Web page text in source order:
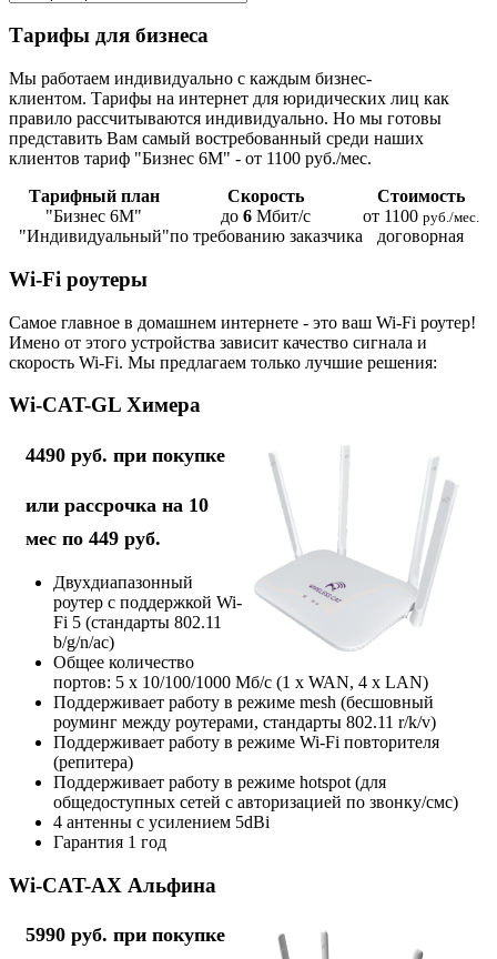
Тарифы для бизнеса
Мы работаем индивидуально с каждым бизнес-
клиентом. Тарифы на интернет для юридических лиц как
правило рассчитываются индивидуально. Но мы готовы
представить Вам самый востребованный среди наших
клиентов тариф "Бизнес 6М" - от 1100 руб./мес.
Тарифный план
Скорость
Стоимость
"Бизнес 6М"
до 6 Мбит/с от 1100 руб./мес.
"Индивидуальный"по требованию заказчика договорная
Wi-Fi роутеры
Самое главное в домашнем интернете - это ваш Wi-Fi роутер!
Имено от этого устройства зависит качество сигнала и
скорость Wi-Fi. Мы предлагаем только лучшие решения:
Wi-CAT-GL Химера
4490 руб. при покупке
или рассрочка на 10
мес по 449 руб.
Двухдиапазонный
роутер с поддержкой Wi-
Fi 5 (стандарты 802.11
b/g/n/ac)
Общее количество
портов: 5 х 10/100/1000 Мб/с (1 x WAN, 4 x LAN)
Поддерживает работу в режиме mesh (бесшовный
роуминг между роутерами, стандарты 802.11 r/k/v)
Поддерживает работу в режиме Wi-Fi повторителя
(репитера)
Поддерживает работу в режиме hotspot (для
общедоступных сетей с авторизацией по звонку/смс)
4 антенны с усилением 5dBi
Гарантия 1 год
Wi-CAT-AX Альфина
5990 руб. при покупке